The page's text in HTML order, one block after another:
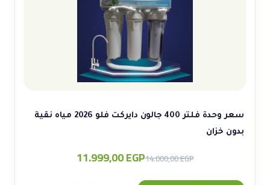
سعر وحدة فلتر 400 جالون دايركت فلو 2026 مياه نقية
بدون خزان
14.000,00EGP
Original
11.999,00EGP
Current